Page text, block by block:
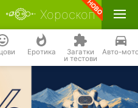
Хороскоп
Еротика Загатки
и тестови
Авто-